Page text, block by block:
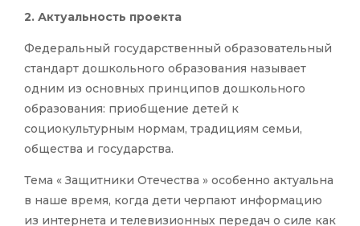
2. Актуальность проекта
Федеральный государственный образовательный
стандарт дошкольного образования называет
одним из основных принципов дошкольного
образования: приобщение детей к
социокультурным нормам, традициям семьи,
общества и государства.
Тема « Защитники Отечества » особенно актуальна
в наше время, когда дети черпают информацию
из интернета и телевизионных передач о силе как